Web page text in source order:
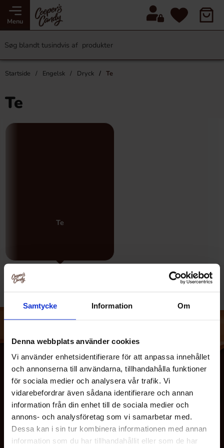
Samtycke Information Om
Denna webbplats använder cookies
Vi använder enhetsidentifierare för att anpassa innehållet
och annonserna till användarna, tillhandahålla funktioner
för sociala medier och analysera vår trafik. Vi
vidarebefordrar även sådana identifierare och annan
information från din enhet till de sociala medier och
annons- och analysföretag som vi samarbetar med.
Dessa kan i sin tur kombinera informationen med annan
information som du har tillhandahållit eller som de har
Menu
Startside Engelsk Dryck Te
Te
Te